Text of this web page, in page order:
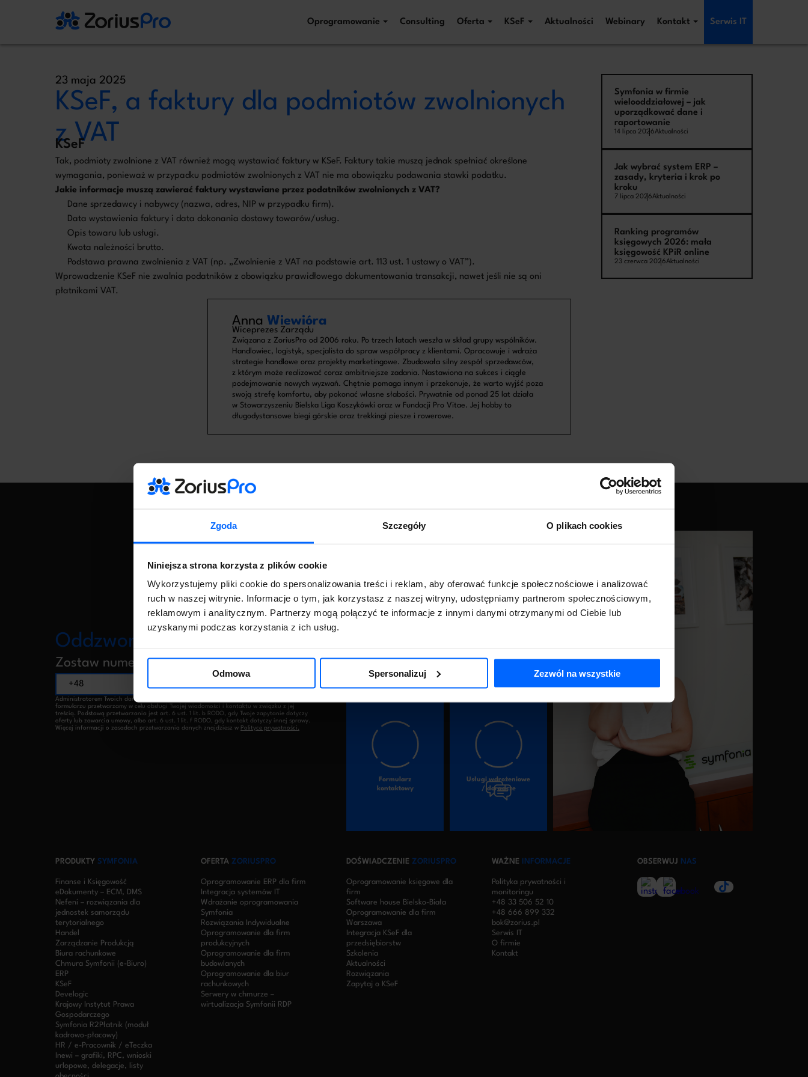
Zgoda Szczegóły O plikach cookies
Niniejsza strona korzysta z plików cookie
Wykorzystujemy pliki cookie do spersonalizowania treści i reklam, aby oferować funkcje społecznościowe i analizować
ruch w naszej witrynie. Informacje o tym, jak korzystasz z naszej witryny, udostępniamy partnerom społecznościowym,
reklamowym i analitycznym. Partnerzy mogą połączyć te informacje z innymi danymi otrzymanymi od Ciebie lub
uzyskanymi podczas korzystania z ich usług.
Odmowa Spersonalizuj Zezwól na wszystkie
Zostaw Swój numer telefonu, zadzwonimy niezwłocznie!
przetwarzania jest art. 6 ust. 1 lit. b RODO, gdy Twoje zapytanie dotyczy oferty lub zawarcia umowy, albo art. 6 ust. 1 lit. f RODO, gdy kontakt dotyczy innej sprawy. Więcej informacji o zasadach
przetwarzania danych znajdziesz w
Polityce prywatności.
Oprogramowanie Consulting Oferta KSeF Aktualności Webinary Kontakt Serwis IT
23 maja 2025
KSeF, a faktury dla podmiotów zwolnionych
z VAT
KSeF
Tak, podmioty zwolnione z VAT również mogą wystawiać faktury w KSeF. Faktury takie muszą jednak spełniać określone
wymagania, ponieważ w przypadku podmiotów zwolnionych z VAT nie ma obowiązku podawania stawki podatku.
Jakie informacje muszą zawierać faktury wystawiane przez podatników zwolnionych z VAT?
Dane sprzedawcy i nabywcy (nazwa, adres, NIP w przypadku firm).
Data wystawienia faktury i data dokonania dostawy towarów/usług.
Opis towaru lub usługi.
Kwota należności brutto.
Podstawa prawna zwolnienia z VAT (np. „Zwolnienie z VAT na podstawie art. 113 ust. 1 ustawy o VAT”).
Wprowadzenie KSeF nie zwalnia podatników z obowiązku prawidłowego dokumentowania transakcji, nawet jeśli nie są oni
płatnikami VAT.
Anna Wiewióra
Wiceprezes Zarządu
Związana z ZoriusPro od 2006 roku. Po trzech latach weszła w skład grupy wspólników.
Handlowiec, logistyk, specjalista do spraw współpracy z klientami. Opracowuje i wdraża
strategie handlowe oraz projekty marketingowe. Zbudowała silny zespół sprzedawców,
z którym może realizować coraz ambitniejsze zadania. Nastawiona na sukces i ciągłe
podejmowanie nowych wyzwań. Chętnie pomaga innym i przekonuje, że warto wyjść poza
swoją strefę komfortu, aby pokonać własne słabości. Prywatnie od ponad 25 lat działa
w Stowarzyszeniu Bielska Liga Koszykówki oraz w Fundacji Pro Vitae. Jej hobby to
długodystansowe biegi górskie oraz trekkingi piesze i rowerowe.
Symfonia w firmie
wielooddziałowej – jak
uporządkować dane i
raportowanie
14 lipca 2026Aktualności
Jak wybrać system ERP –
zasady, kryteria i krok po
kroku
7 lipca 2026Aktualności
Ranking programów
księgowych 2026: mała
księgowość KPiR online
23 czerwca 2026Aktualności
Oddzwonimy
Zostaw numer telefonu
Wyślij
Administratorem Twoich danych osobowych jest ZoriusPro Sp. z o.o. Dane podane w
formularzu przetwarzamy w celu obsługi Twojej wiadomości i kontaktu w związku z jej
treścią. Podstawą przetwarzania jest art. 6 ust. 1 lit. b RODO, gdy Twoje zapytanie dotyczy
oferty lub zawarcia umowy, albo art. 6 ust. 1 lit. f RODO, gdy kontakt dotyczy innej sprawy.
Więcej informacji o zasadach przetwarzania danych znajdziesz w Polityce prywatności.
Formularz
kontaktowy
Usługi wdrożeniowe
/ doradcze
PRODUKTY SYMFONIA
Finanse i Księgowość
eDokumenty – ECM, DMS
Nefeni – rozwiązania dla
jednostek samorządu
terytorialnego
Handel
Zarządzanie Produkcją
Biura rachunkowe
Chmura Symfonii (e-Biuro)
ERP
KSeF
Develogic
Krajowy Instytut Prawa
Gospodarczego
Symfonia R2Płatnik (moduł
kadrowo-płacowy)
HR / e-Pracownik / eTeczka
Inewi – grafiki, RPC, wnioski
urlopowe, delegacje, listy
OFERTA ZORIUSPRO
Oprogramowanie ERP dla firm
Integracja systemów IT
Wdrażanie oprogramowania
Symfonia
Rozwiązania Indywidualne
Oprogramowanie dla firm
produkcyjnych
Oprogramowanie dla firm
budowlanych
Oprogramowanie dla biur
rachunkowych
Serwery w chmurze –
wirtualizacja Symfonii RDP
DOŚWIADCZENIE ZORIUSPRO
Oprogramowanie księgowe dla
firm
Software house Bielsko-Biała
Oprogramowanie dla firm
Warszawa
Integracja KSeF dla
przedsiębiorstw
Szkolenia
Aktualności
Rozwiązania
Zapytaj o KSeF
WAŻNE INFORMACJE
Polityka prywatności i
monitoringu
+48 33 506 52 10
+48 666 899 332
bok@zorius.pl
Serwis IT
O firmie
Kontakt
OBSERWUJ NAS